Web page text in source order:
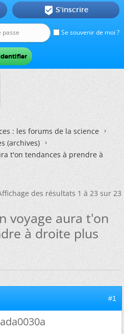
Se souvenir de moi ?
 S'inscrire
: les forums de la science
(archives)
t'on tendances à prendre à
des résultats 1 à 23 sur 23
voyage aura t'on
à droite plus
#1